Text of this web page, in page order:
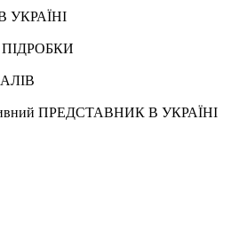
УКРАЇНІ
ПРЕДСТАВНИК В УКРАЇНІ